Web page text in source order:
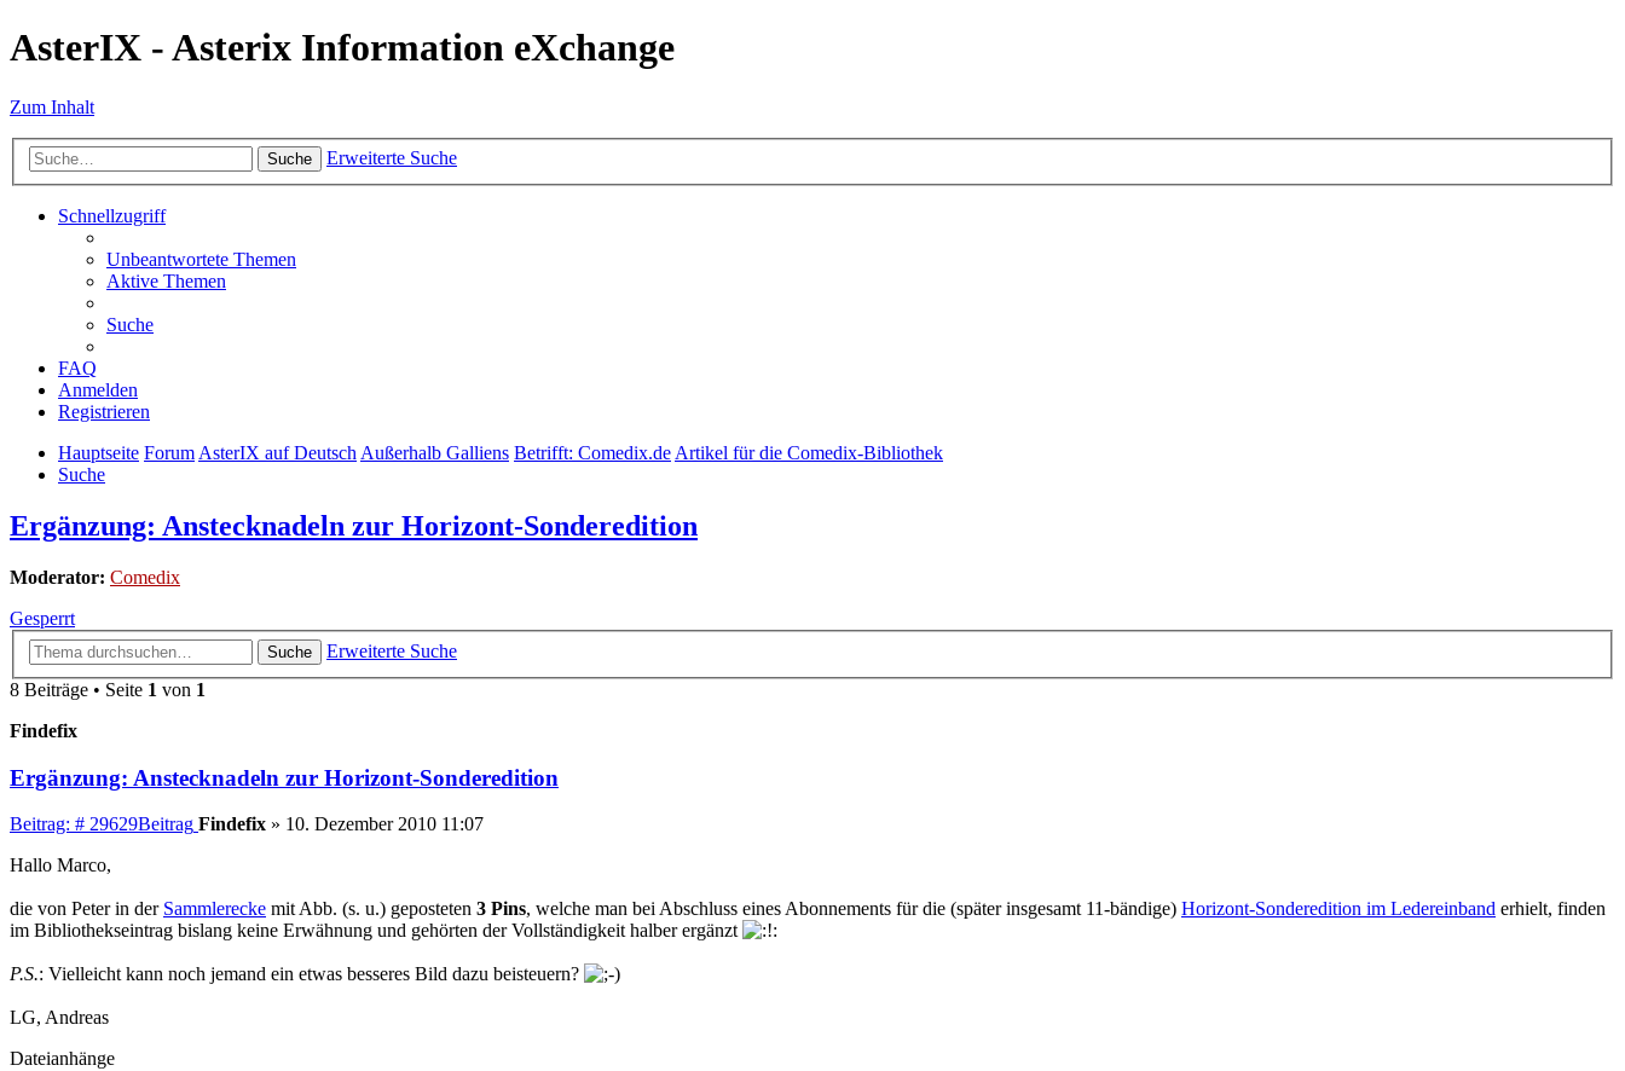
AsterIX - Asterix Information eXchange
Zum Inhalt
Suche Erweiterte Suche
Schnellzugriff
Unbeantwortete Themen
Aktive Themen
Suche
FAQ
Anmelden
Registrieren
Hauptseite ForumAsterIX auf DeutschAußerhalb Galliens Betrifft: Comedix.deArtikel für die Comedix-Bibliothek
Suche
Ergänzung: Anstecknadeln zur Horizont-Sonderedition
Moderator: Comedix
Gesperrt
Suche
Erweiterte Suche
8 Beiträge • Seite 1 von 1
Findefix
Ergänzung: Anstecknadeln zur Horizont-Sonderedition
Beitrag: # 29629Beitrag Findefix » 10. Dezember 2010 11:07
Hallo Marco,
die von Peter in der Sammlerecke mit Abb. (s. u.) geposteten 3 Pins, welche man bei Abschluss eines Abonnements für die (später insgesamt 11-bändige) Horizont-Sonderedition im Ledereinband erhielt, finden
im Bibliothekseintrag bislang keine Erwähnung und gehörten der Vollständigkeit halber ergänzt
P.S.: Vielleicht kann noch jemand ein etwas besseres Bild dazu beisteuern?
LG, Andreas
Dateianhänge